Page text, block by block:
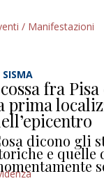
/ Manifestazioni
SISMA
fra
prima
dicono gli
e quelle